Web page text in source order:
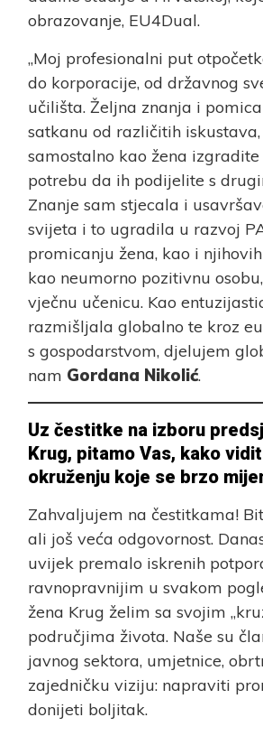
Copy
Link
obrazovanje, EU4Dual.
„Moj profesionalni put
do korporacije, od državnog
učilišta. Željna znanja i
satkanu od različitih
samostalno kao žena
potrebu da ih podijelite s
Znanje sam stjecala i
svijeta i to ugradila u razvoj
promicanju žena, kao i
kao neumorno pozitivnu
vječnu učenicu. Kao
razmišljala globalno te kroz
s gospodarstvom, djelujem
nam Gordana Nikolić.
Uz čestitke na izboru
Krug, pitamo Vas, kako
okruženju koje se brzo
Zahvaljujem na čestitkama!
ali još veća odgovornost.
uvijek premalo iskrenih
ravnopravnijim u svakom
žena Krug želim sa svojim
područjima života. Naše su
javnog sektora, umjetnice,
zajedničku viziju: napraviti
donijeti boljitak.